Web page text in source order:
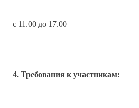
с 11.00 до 17.00
4. Требования к участникам: